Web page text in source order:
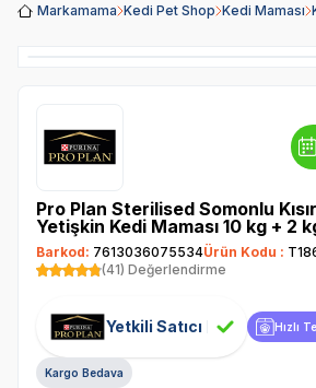
Markamama Kedi Pet Shop Kedi Maması
Pro Plan Sterilised Somonlu
Yetişkin Kedi Maması 10 kg + 2
Barkod: 7613036075534Ürün Kodu :
(41) Değerlendirme
Yetkili Satıcı Hızlı
Kargo Bedava